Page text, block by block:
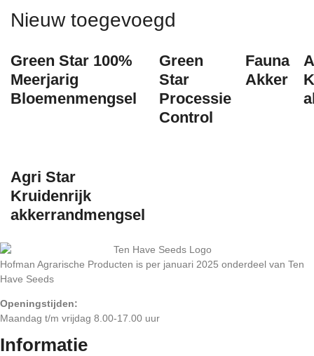
Nieuw toegevoegd
Green Star 100%
Meerjarig
Bloemenmengsel
Green
Star
Processie
Control
Fauna
Akker
Agri Star
Kruidenrijk
akkerrandmengsel
Hofman Agrarische Producten is per januari 2025 onderdeel van Ten
Have Seeds
Openingstijden:
Maandag t/m vrijdag 8.00-17.00 uur
Informatie